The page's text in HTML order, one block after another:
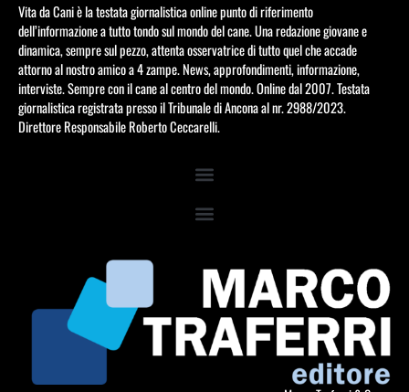
Vita da Cani è la testata giornalistica online punto di riferimento
dell’informazione a tutto tondo sul mondo del cane. Una redazione giovane e
dinamica, sempre sul pezzo, attenta osservatrice di tutto quel che accade
attorno al nostro amico a 4 zampe. News, approfondimenti, informazione,
interviste. Sempre con il cane al centro del mondo. Online dal 2007. Testata
giornalistica registrata presso il Tribunale di Ancona al nr. 2988/2023.
Direttore Responsabile Roberto Ceccarelli.